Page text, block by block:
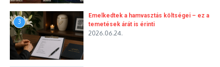
3
Emelkedtek a hamvasztás költségei – ez a
temetések árát is érinti
2026.06.24.